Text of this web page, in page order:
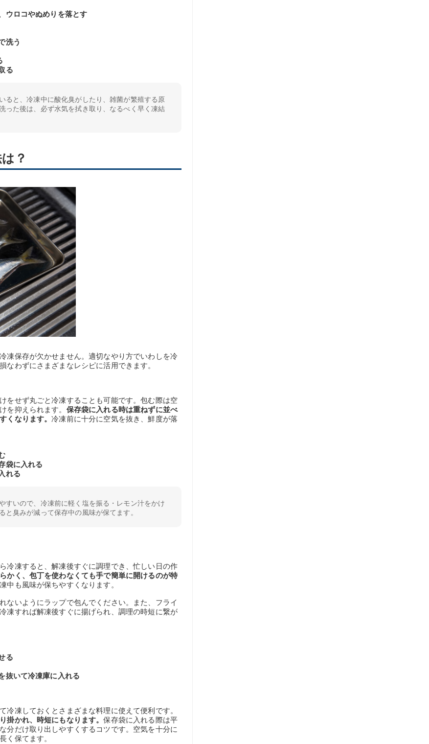
ウロコやぬめりを落とす
洗う
る
ると、冷凍中に酸化臭がしたり、雑菌が繁殖する原
った後は、必ず水気を拭き取り、なるべく早く凍結
？
凍保存が欠かせません。適切なやり方でいわしを冷
なわずにさまざまなレシピに活用できます。
をせず丸ごと冷凍することも可能です。包む際は空
を抑えられます。 保存袋に入れる時は重ねずに並べ
くなります。冷凍前に十分に空気を抜き、鮮度が落
袋に入れる
れる
すいので、冷凍前に軽く塩を振る・レモン汁をかけ
と臭みが減って保存中の風味が保てます。
冷凍すると、解凍後すぐに調理でき、忙しい日の作
かく、包丁を使わなくても手で簡単に開けるのが特
中も風味が保ちやすくなります。
ないようにラップで包んでください。また、フライ
凍すれば解凍後すぐに揚げられ、調理の時短に繋が
る
抜いて冷凍庫に入れる
冷凍しておくとさまざまな料理に使えて便利です。
掛かれ、時短にもなります。保存袋に入れる際は平
分だけ取り出しやすくするコツです。空気を十分に
く保てます。